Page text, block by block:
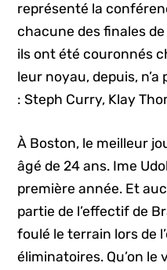
représenté la
chacune des finales
ils ont été couronnés
leur noyau, depuis,
: Steph Curry, Klay
À Boston, le meilleur
âgé de 24 ans. Ime
première année. Et
partie de l’effectif de
foulé le terrain lors de
éliminatoires. Qu’on le